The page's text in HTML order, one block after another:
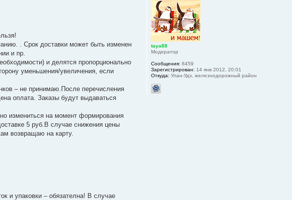
. Срок доставки может быть изменен
и пр.
и делятся пропорционально
уменьшения/увеличения, если
– не принимаю.После перечисления
оплата. Заказы будут выдаваться
измениться на момент формирования
5 руб.В случае снижения цены
возвращаю на карту.
и упаковки – обязателна! В случае
taya88
Модератор
Сообщения: 8459
Зарегистрирован: 14 янв 2012, 20:01
Откуда: Улан-Удэ, железнодорожный район